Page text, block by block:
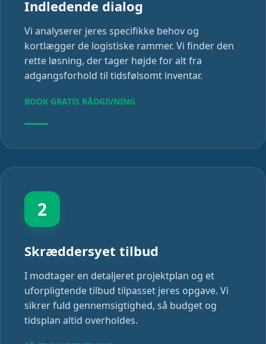
Indledende dialog
Vi analyserer jeres specifikke behov og
kortlægger de logistiske rammer. Vi finder den
rette løsning, der tager højde for alt fra
adgangsforhold til tidsfølsomt inventar.
BOOK GRATIS RÅDGIVNING
2
Skræddersyet tilbud
I modtager en detaljeret projektplan og et
uforpligtende tilbud tilpasset jeres opgave. Vi
sikrer fuld gennemsigtighed, så budget og
tidsplan altid overholdes.